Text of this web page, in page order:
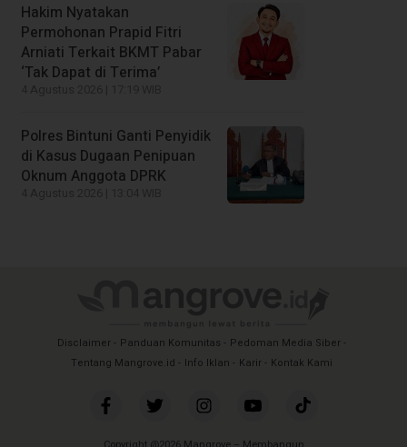
Hakim Nyatakan
Permohonan Prapid Fitri
Arniati Terkait BKMT Pabar
‘Tak Dapat di Terima’
Polres Bintuni Ganti Penyidik
di Kasus Dugaan Penipuan
Oknum Anggota DPRK
Disclaimer Panduan Komunitas
Pedoman Media Siber
Tentang Mangrove.id
Info Iklan Karir Kontak Kami